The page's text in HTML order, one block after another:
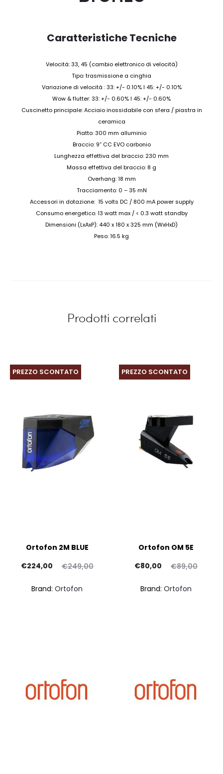
Caratteristiche Tecniche
Velocità: 33, 45 (cambio elettronico di velocità)
Tipo: trasmissione a cinghia
Variazione di velocità : 33: +/- 0.10% I 45: +/- 0.10%
Wow & flutter: 33: +/- 0.60% I 45: +/- 0.60%
Cuscinetto principale: Acciaio inossidabile con sfera / piastra in
ceramica
Piatto: 300 mm alluminio
Braccio: 9” CC EVO carbonio
Lunghezza effettiva del braccio: 230 mm
Massa effettiva del braccio: 8 g
Overhang: 18 mm
Tracciamento: 0 – 35 mN
Accessori in dotazione: 15 volts DC / 800 mA power supply
Consumo energetico: 13 watt max / < 0.3 watt standby
Dimensioni (LxAxP): 440 x 180 x 325 mm (WxHxD)
Peso: 16.5 kg
Prodotti correlati
PREZZO SCONTATO
Ortofon 2M BLUE
€249,00
Il
€224,00
Brand: Ortofon
PREZZO SCONTATO
Ortofon OM 5E
€89,00
Il
€80,00
Brand: Ortofon